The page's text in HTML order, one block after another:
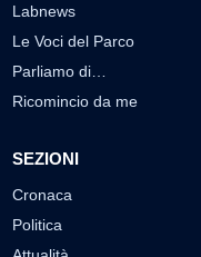
Labnews
Le Voci del Parco
Parliamo di…
Ricomincio da me
SEZIONI
Cronaca
Politica